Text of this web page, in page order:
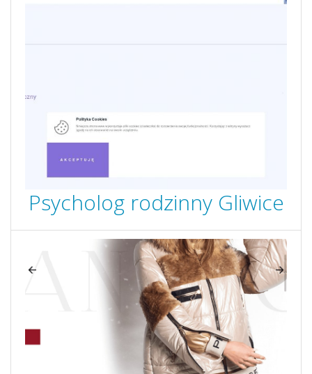
Psycholog rodzinny Gliwice